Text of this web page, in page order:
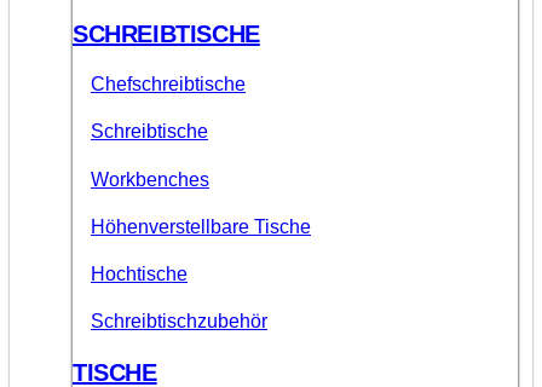
SCHREIBTISCHE
Chefschreibtische
Schreibtische
Workbenches
Höhenverstellbare Tische
Hochtische
Schreibtischzubehör
TISCHE